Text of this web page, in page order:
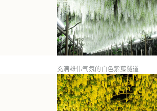
充满雄伟气氛的白色紫藤隧道